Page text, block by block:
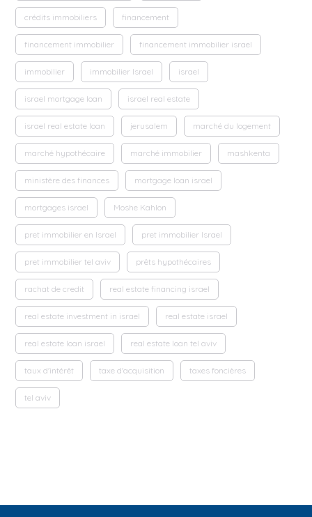
crédits immobiliers financement
financement immobilier financement immobilier israel
immobilier immobilier Israel israel
israel mortgage loan israel real estate
israel real estate loan jerusalem marché du logement
marché hypothécaire marché immobilier mashkenta
ministère des finances mortgage loan israel
mortgages israel Moshe Kahlon
pret immobilier en Israel pret immobilier Israel
pret immobilier tel aviv prêts hypothécaires
rachat de credit real estate financing israel
real estate investment in israel real estate israel
real estate loan israel real estate loan tel aviv
taux d'intérêt taxe d'acquisition taxes foncières
tel aviv